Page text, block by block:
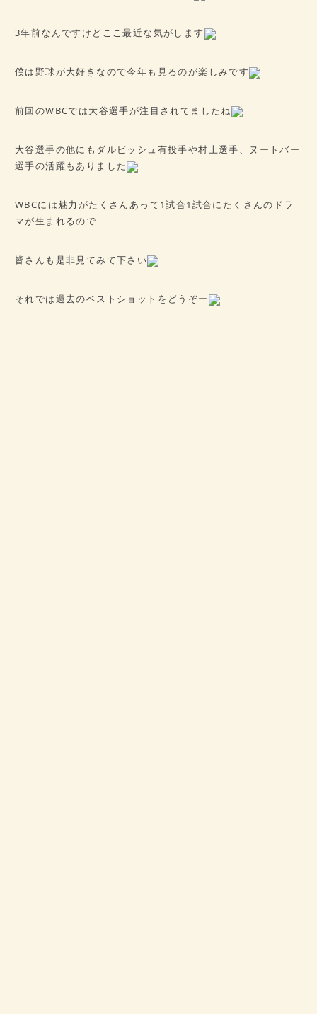
3年前なんですけどここ最近な気がします
僕は野球が大好きなので今年も見るのが楽しみです
前回のWBCでは大谷選手が注目されてましたね
大谷選手の他にもダルビッシュ有投手や村上選手、ヌートバー
選手の活躍もありました
WBCには魅力がたくさんあって1試合1試合にたくさんのドラ
マが生まれるので
皆さんも是非見てみて下さい
それでは過去のベストショットをどうぞー